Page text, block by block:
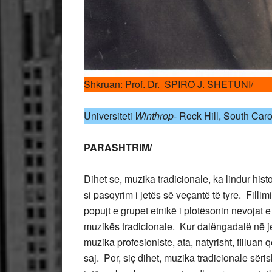
Shkruan: Prof. Dr. SPIRO J. SHETUNI/
Universiteti Winthrop- Rock Hill, South
PARASHTRIM/
Dihet se, muzika tradicionale, ka lindur
si pasqyrim i jetës së veçantë të tyre.
popujt e grupet etnikë i plotësonin nevojat
muzikës tradicionale. Kur dalëngadalë në
muzika profesioniste, ata, natyrisht, filluan
saj. Por, siç dihet, muzika tradicionale